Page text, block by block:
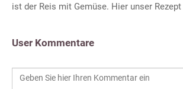
ist der Reis mit Gemüse. Hier unser
User Kommentare